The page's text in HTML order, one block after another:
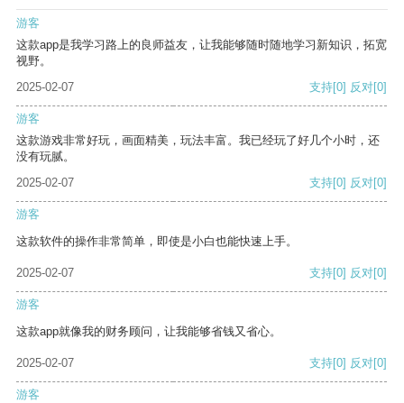
游客
这款app是我学习路上的良师益友，让我能够随时随地学习新知识，拓宽
视野。
2025-02-07
支持[0] 反对[0]
游客
这款游戏非常好玩，画面精美，玩法丰富。我已经玩了好几个小时，还
没有玩腻。
2025-02-07
支持[0] 反对[0]
游客
这款软件的操作非常简单，即使是小白也能快速上手。
2025-02-07 支持[0] 反对[0]
游客
这款app就像我的财务顾问，让我能够省钱又省心。
2025-02-07 支持[0] 反对[0]
游客